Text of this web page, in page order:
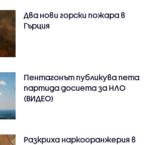
Два нови горски пожара в
Гърция
Пентагонът публикува пета
партида досиета за НЛО
(ВИДЕО)
Разкриха наркооранжерия в